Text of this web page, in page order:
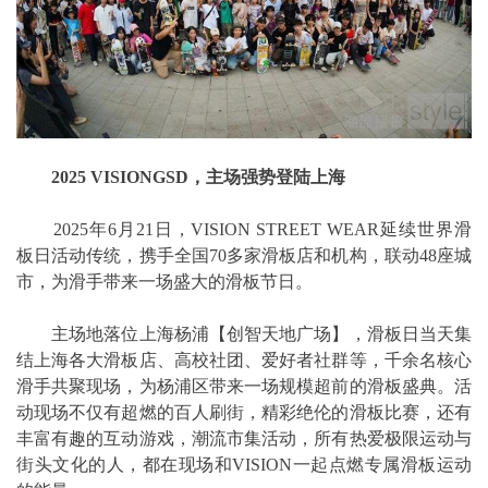
2025 VISIONGSD，主场强势登陆上海
2025年6月21日，VISION STREET WEAR延续世界滑
板日活动传统，携手全国70多家滑板店和机构，联动48座城
市，为滑手带来一场盛大的滑板节日。
主场地落位上海杨浦【创智天地广场】，滑板日当天集
结上海各大滑板店、高校社团、爱好者社群等，千余名核心
滑手共聚现场，为杨浦区带来一场规模超前的滑板盛典。活
动现场不仅有超燃的百人刷街，精彩绝伦的滑板比赛，还有
丰富有趣的互动游戏，潮流市集活动，所有热爱极限运动与
街头文化的人，都在现场和VISION一起点燃专属滑板运动